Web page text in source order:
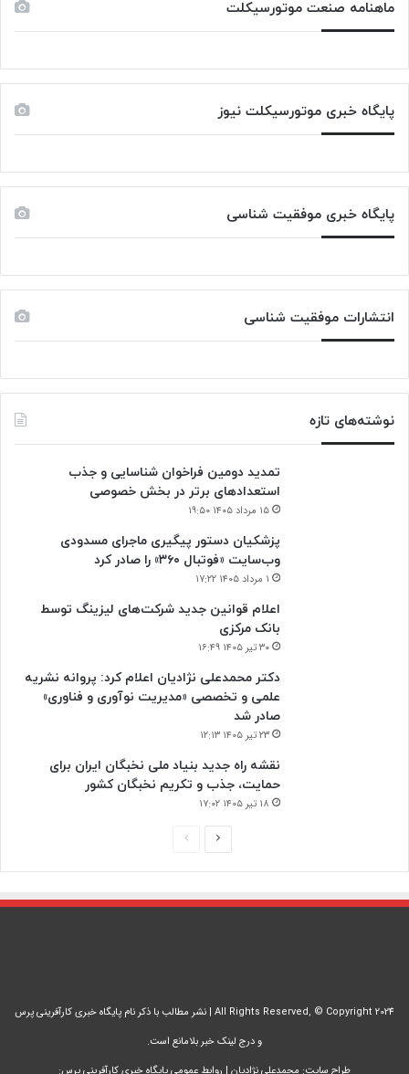
ماهنامه صنعت موتورسیکلت
پایگاه خبری موتورسیکلت نیوز
پایگاه خبری موفقیت شناسی
انتشارات موفقیت شناسی
نوشته‌های تازه
تمدید دومین فراخوان شناسایی و جذب
استعدادهای برتر در بخش خصوصی
۱۵ مرداد ۱۴۰۵ ۱۹:۵۰
پزشکیان دستور پیگیری ماجرای مسدودی
وب‌سایت «فوتبال ۳۶۰» را صادر کرد
۱ مرداد ۱۴۰۵ ۱۷:۲۲
اعلام قوانین جدید شرکت‌های لیزینگ توسط
بانک مرکزی
۳۰ تیر ۱۴۰۵ ۱۶:۴۹
دکتر محمدعلی نژادیان اعلام کرد: پروانه نشریه
علمی و تخصصی «مدیریت نوآوری و فناوری»
صادر شد
۲۳ تیر ۱۴۰۵ ۱۲:۱۳
نقشه راه جدید بنیاد ملی نخبگان ایران برای
حمایت، جذب و تکریم نخبگان کشور
۱۸ تیر ۱۴۰۵ ۱۷:۰۲
صفحه
صفحه
All Rights Reserved, © Copyright 2024 | نشر مطالب با ذکر نام پایگاه خبری کارآفرینی پرس
و درج لینک خبر بلامانع است.
طراح سایت: محمدعلی نژادیان | روابط عمومی پایگاه خبری کارآفرینی پرس: